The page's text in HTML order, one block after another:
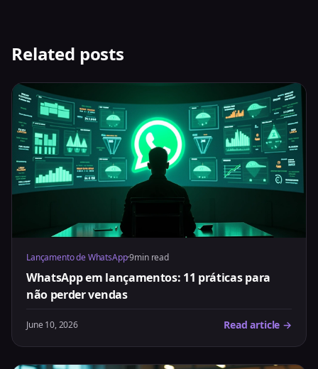
Related posts
Lançamento de WhatsApp·9min read
WhatsApp em lançamentos: 11 práticas para
não perder vendas
June 10, 2026 Read article →